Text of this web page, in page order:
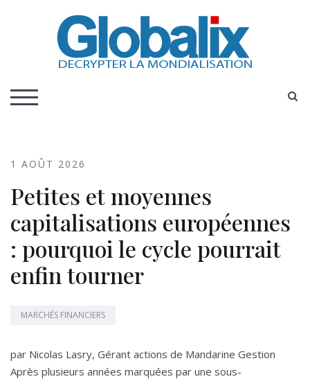
Globalix
TOGGLE MOBILE MENU
1 AOÛT 2026
Petites et moyennes
capitalisations européennes
: pourquoi le cycle pourrait
enfin tourner
MARCHÉS FINANCIERS
par Nicolas Lasry, Gérant actions de Mandarine Gestion
Après plusieurs années marquées par une sous-